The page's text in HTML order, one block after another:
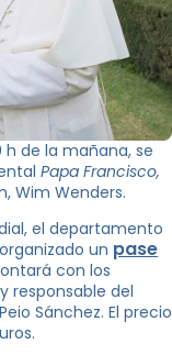
h de la mañana, se
Papa Francisco,
Wim Wenders.
el departamento
un pase
con los
responsable del
Sánchez. El precio